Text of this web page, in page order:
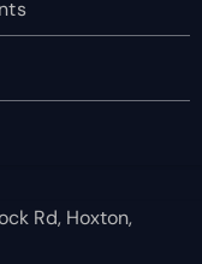
Rd, Hoxton,